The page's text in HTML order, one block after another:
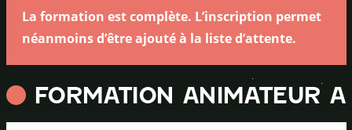
La formation est complète. L’inscription permet
néanmoins d’être ajouté à la liste d’attente.
FORMATION ANIMATEUR A